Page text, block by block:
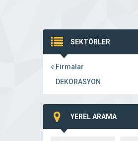
SEKTÖRLER
Firmalar
DEKORASYON
YEREL ARAMA